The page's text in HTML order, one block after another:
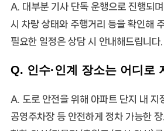
A. 대부분 기사 단독 운행으로 진행되며
시 차량 상태와 주행거리 등을 확인해
필요한 일정은 상담 시 안내해드립니다.
Q. 인수·인계 장소는 어디로
A. 도로 안전을 위해 아파트 단지 내 지
공영주차장 등 안전하게 정차 가능한